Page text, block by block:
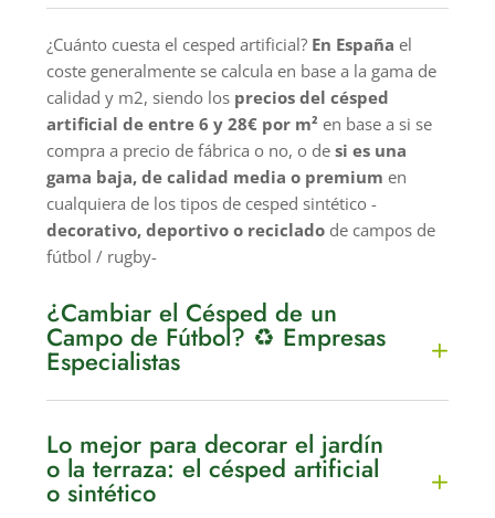
¿Cuánto cuesta el cesped artificial? En España el
coste generalmente se calcula en base a la gama de
calidad y m2, siendo los precios del césped
artificial de entre 6 y 28€ por m² en base a si se
compra a precio de fábrica o no, o desi es una
gama baja, de calidad media o premium en
cualquiera de los tipos de cesped sintético -
decorativo, deportivo o reciclado de campos de
fútbol / rugby-
¿Cambiar el Césped de un
Campo de Fútbol? ♻️ Empresas
Especialistas
Lo mejor para decorar el jardín
o la terraza: el césped artificial
o sintético